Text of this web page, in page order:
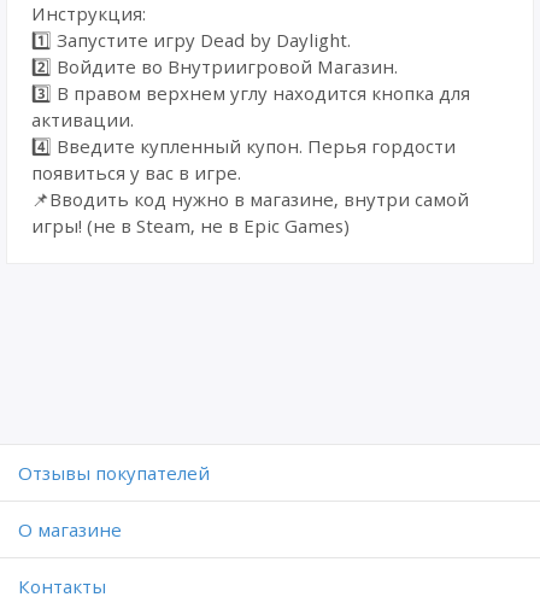
Инструкция:
1️⃣ Запустите игру Dead by Daylight.
2️⃣ Войдите во Внутриигровой Магазин.
3️⃣ В правом верхнем углу находится кнопка для
активации.
4️⃣ Введите купленный купон. Перья гордости
появиться у вас в игре.
📌Вводить код нужно в магазине, внутри самой
игры! (не в Steam, не в Epic Games)
Отзывы покупателей
O магазине
Контакты